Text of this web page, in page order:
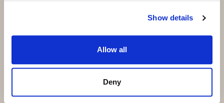
Show details
Allow all
Deny
-----
Barcelonesa de pura cepa, Susana disfrutó de su amada
ciudad natal hasta los 18 años: tras la selectividad no